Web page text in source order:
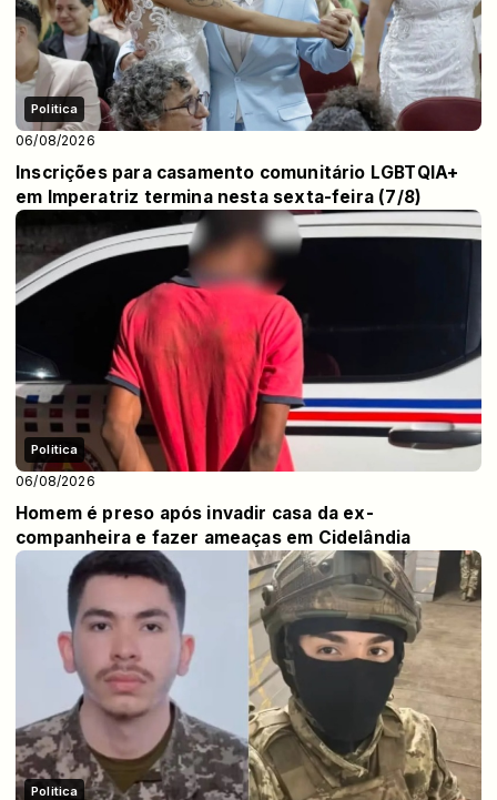
Politica
06/08/2026
Inscrições para casamento comunitário LGBTQIA+
em Imperatriz termina nesta sexta-feira (7/8)
Politica
06/08/2026
Homem é preso após invadir casa da ex-
companheira e fazer ameaças em Cidelândia
Politica